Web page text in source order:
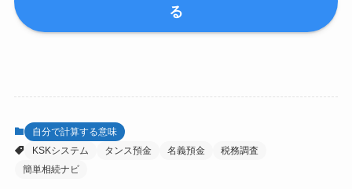
る
自分で計算する意味
KSKシステム
タンス預金 名義預金
税務調査
簡単相続ナビ